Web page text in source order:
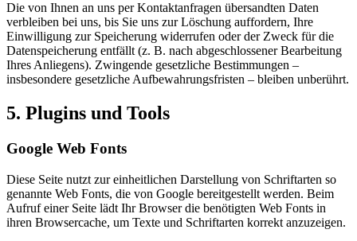
Die von Ihnen an uns per Kontaktanfragen übersandten Daten
verbleiben bei uns, bis Sie uns zur Löschung auffordern, Ihre
Einwilligung zur Speicherung widerrufen oder der Zweck für die
Datenspeicherung entfällt (z. B. nach abgeschlossener Bearbeitung
Ihres Anliegens). Zwingende gesetzliche Bestimmungen –
insbesondere gesetzliche Aufbewahrungsfristen – bleiben unberührt.
5. Plugins und Tools
Google Web Fonts
Diese Seite nutzt zur einheitlichen Darstellung von Schriftarten so
genannte Web Fonts, die von Google bereitgestellt werden. Beim
Aufruf einer Seite lädt Ihr Browser die benötigten Web Fonts in
ihren Browsercache, um Texte und Schriftarten korrekt anzuzeigen.